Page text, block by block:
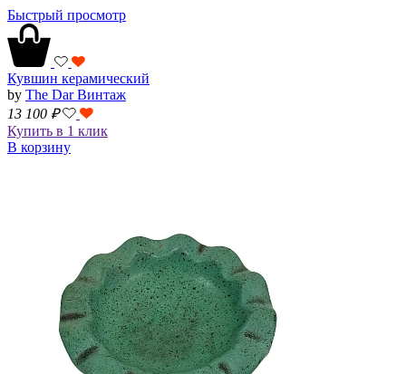
Быстрый просмотр
Кувшин керамический
by The Dar Винтаж
13 100 ₽
Купить в 1 клик
В корзину